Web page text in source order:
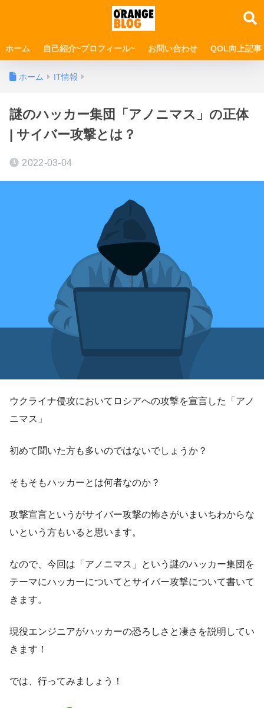
ホーム 自己紹介~プロフィール~ お問い合わせ QOL向上記事
ホーム IT情報
謎のハッカー集団「アノニマス」の正体
| サイバー攻撃とは？
2022-03-04
ウクライナ侵攻においてロシアへの攻撃を宣言した「アノ
ニマス」
初めて聞いた方も多いのではないでしょうか？
そもそもハッカーとは何者なのか？
攻撃宣言というがサイバー攻撃の怖さがいまいちわからな
いという方もいると思います。
なので、今回は「アノニマス」という謎のハッカー集団を
テーマにハッカーについてとサイバー攻撃について書いて
きます。
現役エンジニアがハッカーの恐ろしさと凄さを説明してい
きます！
では、行ってみましょう！